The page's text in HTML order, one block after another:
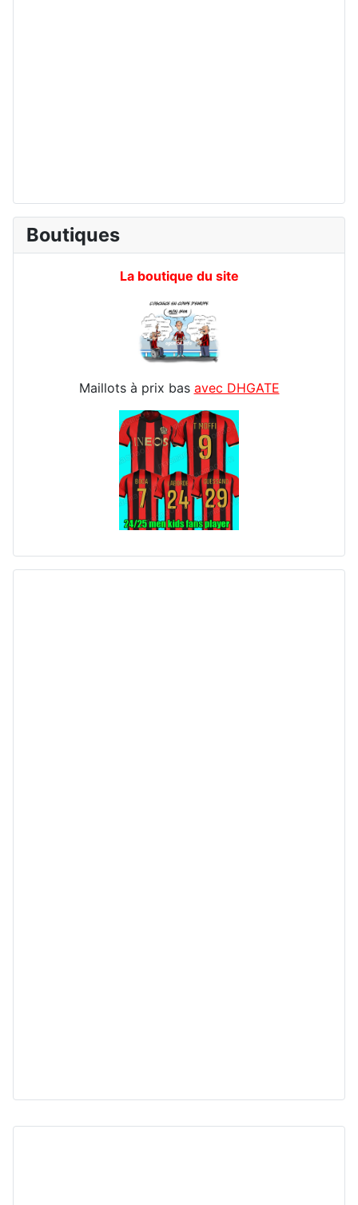
Boutiques
La boutique du site
Maillots à prix bas avec DHGATE